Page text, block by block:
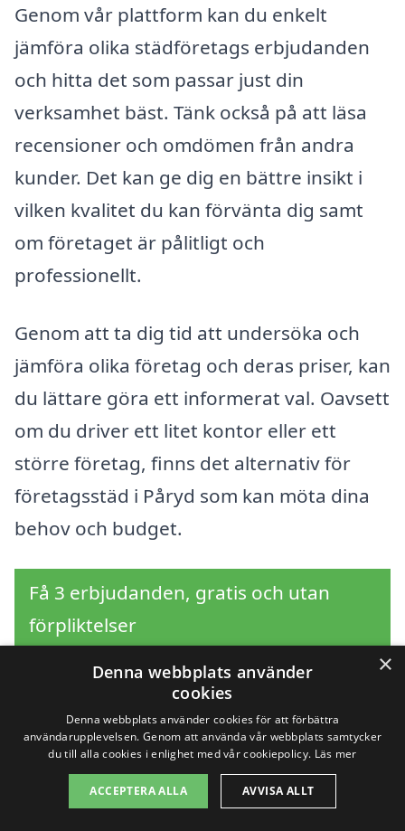
Genom vår plattform kan du enkelt
jämföra olika städföretags erbjudanden
och hitta det som passar just din
verksamhet bäst. Tänk också på att läsa
recensioner och omdömen från andra
kunder. Det kan ge dig en bättre insikt i
vilken kvalitet du kan förvänta dig samt
om företaget är pålitligt och
professionellt.
Genom att ta dig tid att undersöka och
jämföra olika företag och deras priser, kan
du lättare göra ett informerat val. Oavsett
om du driver ett litet kontor eller ett
större företag, finns det alternativ för
företagsstäd i Påryd som kan möta dina
behov och budget.
Få 3 erbjudanden, gratis och utan
förpliktelser
Sök efter en
professionell för
företagsstäd i andra
×
Denna webbplats använder
cookies
Denna webbplats använder cookies för att förbättra
användarupplevelsen. Genom att använda vår webbplats samtycker
du till alla cookies i enlighet med vår cookiepolicy. Läs mer
ACCEPTERA ALLA AVVISA ALLT